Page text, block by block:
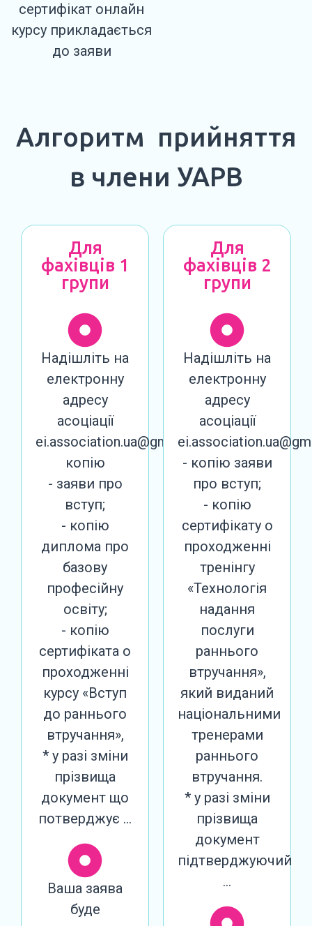
сертифікат онлайн
курсу прикладається
до заяви
Алгоритм прийняття
в члени УАРВ
Для
фахівців 1
групи
Надішліть на
електронну
адресу
асоціації
ei.association.ua@gmail.com
копію
- заяви про
вступ;
- копію
диплома про
базову
професійну
освіту;
- копію
сертифіката о
проходженні
курсу «Вступ
до раннього
втручання»,
* у разі зміни
прізвища
документ що
потверджує …
Ваша заява
буде
Для
фахівців 2
групи
Надішліть на
електронну
адресу
асоціації
- копію заяви
про вступ;
- копію
сертифікату о
проходженні
тренінгу
«Технологія
надання
послуги
раннього
втручання»,
який виданий
національними
тренерами
раннього
втручання.
* у разі зміни
прізвища
документ
підтверджуючий
…